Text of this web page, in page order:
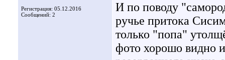
Регистрация: 05.12.2016
Сообщений: 2
И по поводу
ручье притока
только "попа"
фото хорошо видно